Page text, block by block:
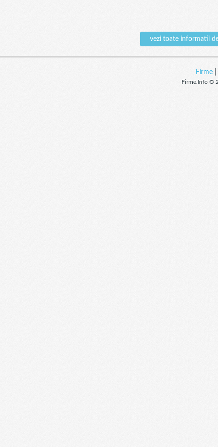
vezi toate informatii
Firme|
Firme.Info ©